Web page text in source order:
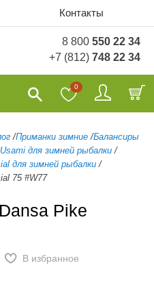
Контакты
8 800 550 22 34
+7 (812) 748 22 34
0
/Приманки зимние /Балансиры
для зимней рыбалки /
для зимней рыбалки /
75 #W77
Pike
В избранное